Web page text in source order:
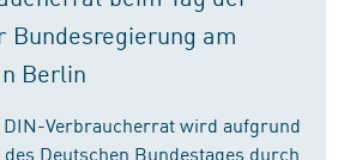
Bundesregierung am
Berlin
DIN-Verbraucherrat wird aufgrund
Deutschen Bundestages durch